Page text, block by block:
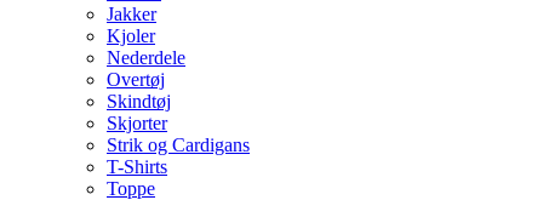
Jakker
Kjoler
Nederdele
Overtøj
Skindtøj
Skjorter
Strik og Cardigans
T-Shirts
Toppe